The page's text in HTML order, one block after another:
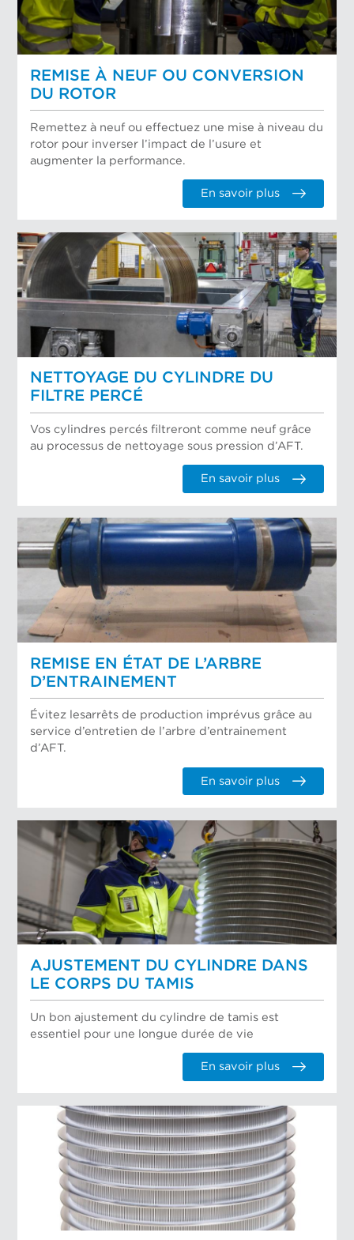
REMISE À NEUF OU CONVERSION
DU ROTOR
Remettez à neuf ou effectuez une mise à niveau du
rotor pour inverser l’impact de l’usure et
augmenter la performance.
En savoir plus
NETTOYAGE DU CYLINDRE DU
FILTRE PERCÉ
Vos cylindres percés filtreront comme neuf grâce
au processus de nettoyage sous pression d’AFT.
En savoir plus
REMISE EN ÉTAT DE L’ARBRE
D’ENTRAINEMENT
Évitez lesarrêts de production imprévus grâce au
service d’entretien de l’arbre d’entrainement
d’AFT.
En savoir plus
AJUSTEMENT DU CYLINDRE DANS
LE CORPS DU TAMIS
Un bon ajustement du cylindre de tamis est
essentiel pour une longue durée de vie
En savoir plus